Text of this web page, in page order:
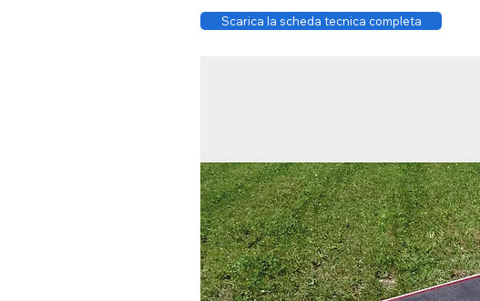
Scarica la scheda tecnica completa